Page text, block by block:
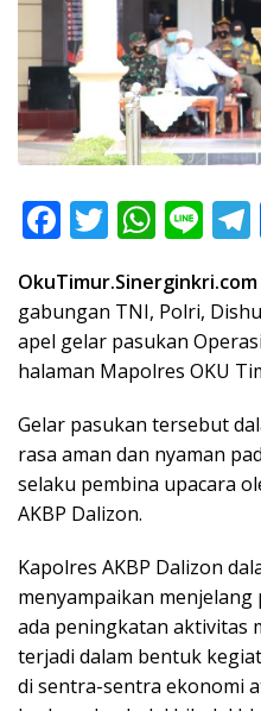
F
e
b
o
o
k
T
itt
er
W
at
s
A
p
p
Li
e
OkuTimur.Sinerginkri.com
gabungan TNI, Polri,
apel gelar pasukan
halaman Mapolres OKU
Gelar pasukan tersebut
rasa aman dan nyaman
selaku pembina upacara
AKBP Dalizon.
Kapolres AKBP Dalizon
menyampaikan
ada peningkatan aktivitas
terjadi dalam bentuk
di sentra-sentra ekonomi